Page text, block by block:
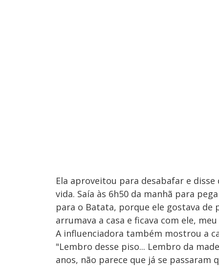
Ela aproveitou para desabafar e
vida. Saía às 6h50 da manhã para
para o Batata, porque ele gostava de
arrumava a casa e ficava com ele,
A influenciadora também mostrou a
"Lembro desse piso... Lembro da
anos, não parece que já se passaram